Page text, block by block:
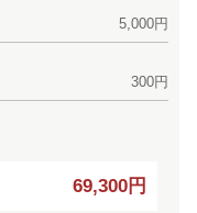
5,000円
300円
69,300円